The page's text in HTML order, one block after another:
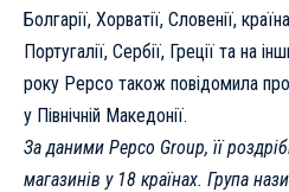
Болгарії, Хорватії, Словенії,
Португалії, Сербії, Греції та на
року Pepco також повідомила
у Північній Македонії.
За даними Pepco Group, її
магазинів у 18 країнах. Група